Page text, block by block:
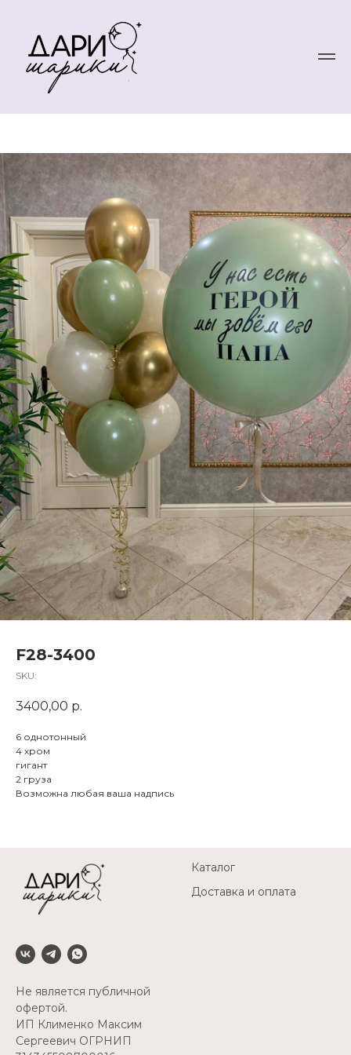
F28-3400
SKU:
3400,00 р.
6 однотонный
4 хром
гигант
2 груза
Возможна любая ваша надпись
Не является публичной
офертой.
ИП Клименко Максим
Сергеевич ОГРНИП
Каталог
Доставка и оплата